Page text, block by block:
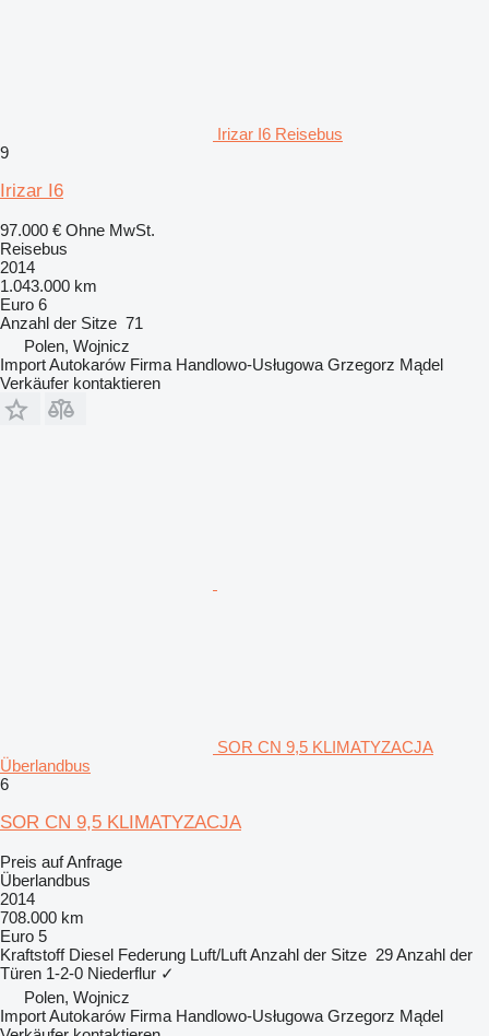
Irizar I6 Reisebus
9
Irizar I6
97.000 € Ohne MwSt.
Reisebus
2014
1.043.000 km
Euro 6
Anzahl der Sitze 71
Polen, Wojnicz
Import Autokarów Firma Handlowo-Usługowa Grzegorz Mądel
Verkäufer kontaktieren
SOR CN 9,5 KLIMATYZACJA
Überlandbus
6
SOR CN 9,5 KLIMATYZACJA
Preis auf Anfrage
Überlandbus
2014
708.000 km
Euro 5
Kraftstoff Diesel Federung Luft/LuftAnzahl der Sitze 29Anzahl der
Türen 1-2-0 Niederflur ✓
Polen, Wojnicz
Import Autokarów Firma Handlowo-Usługowa Grzegorz Mądel